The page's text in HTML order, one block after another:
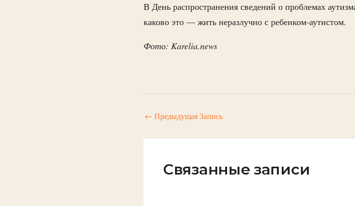
В День распространения сведений о проблемах
каково это — жить неразлучно с ребенком-аутистом.
Фото: Karelia.news
← Предыдущая Запись
Связанные записи